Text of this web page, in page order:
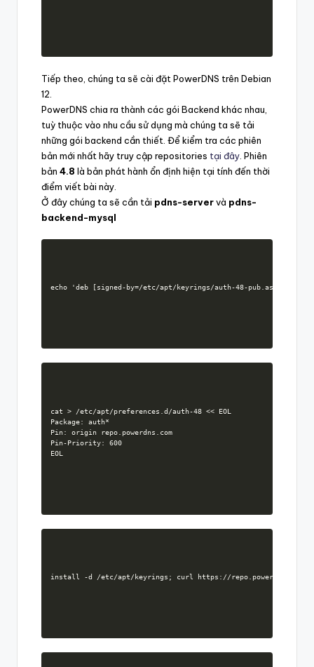
Tiếp theo, chúng ta sẽ cài đặt PowerDNS trên Debian
12.
PowerDNS chia ra thành các gói Backend khác nhau,
tuỳ thuộc vào nhu cầu sử dụng mà chúng ta sẽ tải
những gói backend cần thiết. Để kiểm tra các phiên
bản mới nhất hãy truy cập repositories tại đây . Phiên
bản 4.8 là bản phát hành ổn định hiện tại tính đến thời
điểm viết bài này.
Ở đây chúng ta sẽ cần tải pdns-servervà pdns-
backend-mysql
echo 'deb [signed-by=/etc/apt/keyrings/auth-48-pub.asc
cat > /etc/apt/preferences.d/auth-48 << EOL
Package: auth*
Pin: origin repo.powerdns.com
Pin-Priority: 600
EOL
install -d /etc/apt/keyrings; curl https://repo.powerdns.com/